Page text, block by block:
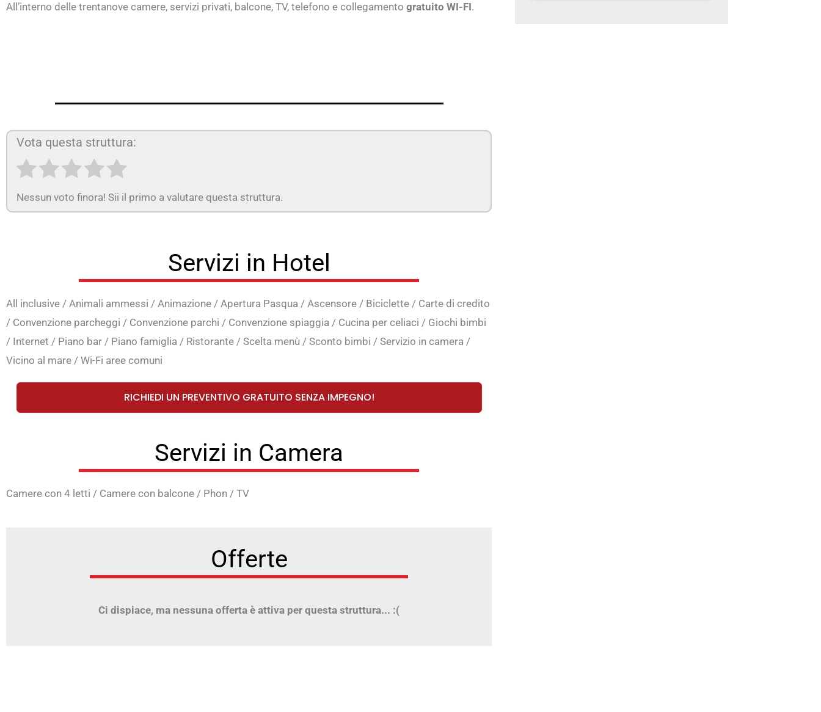
All’interno delle trentanove camere, servizi privati, balcone, TV, telefono e collegamento gratuito WI-FI.
Vota questa struttura:
Nessun voto finora! Sii il primo a valutare questa struttura.
Servizi in Hotel
All inclusive / Animali ammessi / Animazione / Apertura Pasqua / Ascensore / Biciclette / Carte di credito
/ Convenzione parcheggi / Convenzione parchi / Convenzione spiaggia / Cucina per celiaci / Giochi bimbi
/ Internet / Piano bar / Piano famiglia / Ristorante / Scelta menù / Sconto bimbi / Servizio in camera /
Vicino al mare / Wi-Fi aree comuni
RICHIEDI UN PREVENTIVO GRATUITO SENZA IMPEGNO!
Servizi in Camera
Camere con 4 letti / Camere con balcone / Phon / TV
Offerte
Ci dispiace, ma nessuna offerta è attiva per questa struttura... :(